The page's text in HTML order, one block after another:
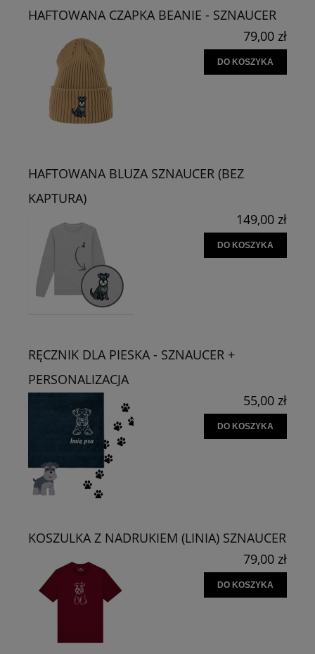
HAFTOWANA CZAPKA BEANIE - SZNAUCER
79,00 zł
DO KOSZYKA
HAFTOWANA BLUZA SZNAUCER (BEZ
KAPTURA)
149,00 zł
DO KOSZYKA
RĘCZNIK DLA PIESKA - SZNAUCER +
PERSONALIZACJA
55,00 zł
DO KOSZYKA
KOSZULKA Z NADRUKIEM (LINIA) SZNAUCER
79,00 zł
DO KOSZYKA